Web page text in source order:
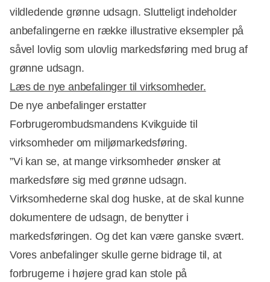
vildledende grønne udsagn. Slutteligt indeholder
anbefalingerne en række illustrative eksempler på
såvel lovlig som ulovlig markedsføring med brug af
grønne udsagn.
Læs de nye anbefalinger til virksomheder.
De nye anbefalinger erstatter
Forbrugerombudsmandens Kvikguide til
virksomheder om miljømarkedsføring.
”Vi kan se, at mange virksomheder ønsker at
markedsføre sig med grønne udsagn.
Virksomhederne skal dog huske, at de skal kunne
dokumentere de udsagn, de benytter i
markedsføringen. Og det kan være ganske svært.
Vores anbefalinger skulle gerne bidrage til, at
forbrugerne i højere grad kan stole på